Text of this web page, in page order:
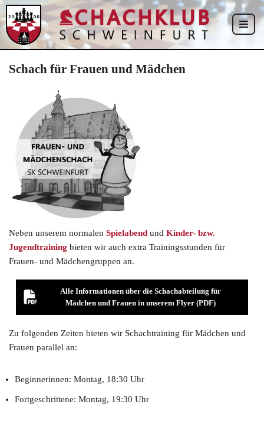
Zum
Inhalt
Schach für Frauen und Mädchen
Neben unserem normalen Spielabend und Kinder- bzw.
Jugendtraining bieten wir auch extra Trainingsstunden für
Frauen- und Mädchengruppen an.
Alle Informationen über die Schachabteilung für
Mädchen und Frauen in unserem Flyer (PDF)
Zu folgenden Zeiten bieten wir Schachtraining für Mädchen und
Frauen parallel an:
Beginnerinnen: Montag, 18:30 Uhr
Fortgeschrittene: Montag, 19:30 Uhr